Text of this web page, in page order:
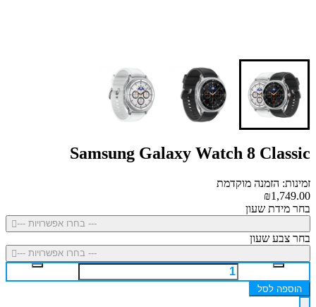
Samsung Galaxy Watch 8 Classic
זמינות: הזמנה מוקדמת
₪1,749.00
בחר מידת שעון
--- בחרו אפשרויות ---
בחר צבע שעון
--- בחרו אפשרויות ---
הוספה לסל